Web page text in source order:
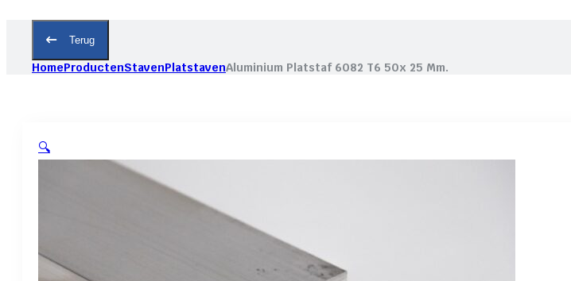
Terug
HomeProductenStavenPlatstavenAluminium Platstaf 6082 T6 50x 25 Mm.
🔍